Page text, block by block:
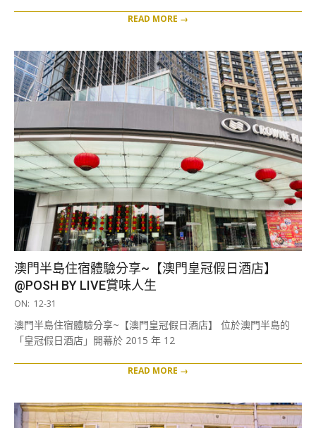
READ MORE →
澳門半島住宿體驗分享~【澳門皇冠假日酒店】
@POSH BY LIVE賞味人生
2020-
31
ON: 12-31
澳門半島住宿體驗分享~【澳門皇冠假日酒店】 位於澳門半島的
「皇冠假日酒店」開幕於 2015 年 12
READ MORE →